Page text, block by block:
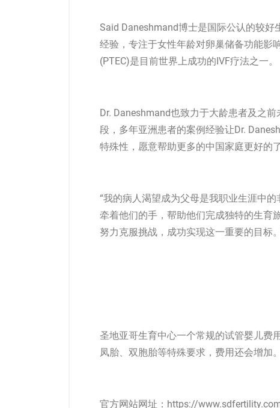
Said Daneshmand博士是国际公认的较
经验，专注于女性年龄对卵巢储备功能影
(PTEC)是目前世界上成功的IVF疗法之一。
Dr. Daneshmand也致力于大龄患者及之
段，多年亚洲患者的案例经验让Dr.
特殊性，愿意帮助更多的中国家庭更好的
“我的病人渴望成为父母是我职业生涯中
牵着他们的手，帮助他们完成独特的生育
努力克服挑战，成功实现这一重要的目标
圣地亚哥生育中心一个常规的试管婴儿费
凤胎、双胞胎等特殊要求，费用还会增加。
官方网站网址：https://